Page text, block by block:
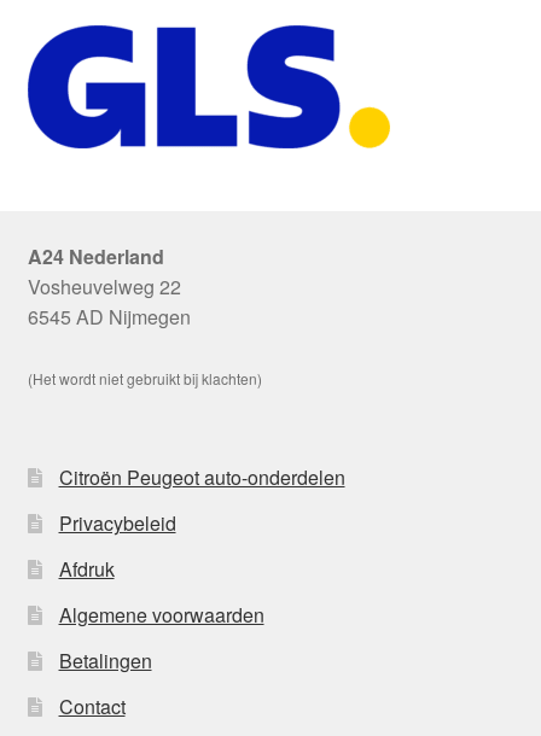
A24 Nederland
Vosheuvelweg 22
6545 AD Nijmegen
(Het wordt niet gebruikt bij klachten)
Citroën Peugeot auto-onderdelen
Privacybeleid
Afdruk
Algemene voorwaarden
Betalingen
Contact